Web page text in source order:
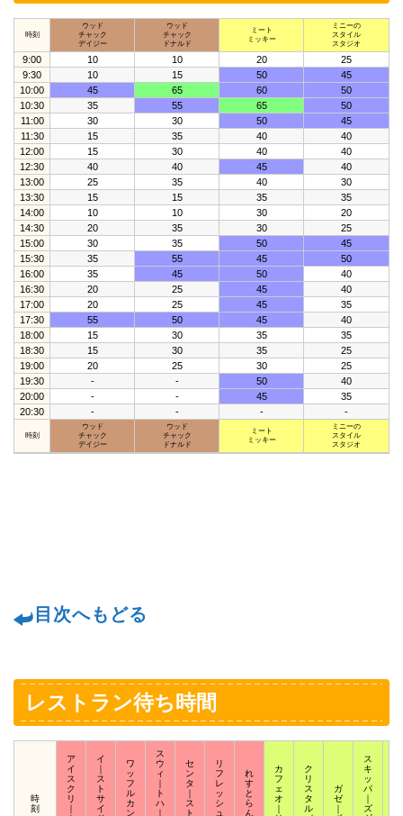
時刻
ウッド
チャック
デイジー
ウッド
チャック
ドナルド
ミート
ミッキー
ミニーの
スタイル
スタジオ
9:00 10 10 20
25
9:30
10 15 50
45
10:00
45 65 60
50
10:30
35 55 65
50
11:00
30 30 50
45
11:30
15 35 40
40
12:00
15 30 40
40
12:30
40 40 45
40
13:00
25 35 40
30
13:30
15 15 35
35
14:00
10 10 30
20
14:30
20 35 30
25
15:00
30 35 50
45
15:30
35 55 45
50
16:00
35 45 50
40
16:30
20 25 45
40
17:00
20 25 45
35
17:30
55 50 45
40
18:00
15 30 35
35
18:30
15 30 35
25
19:00
20 25 30
25
19:30
- - 50
40
20:00
- - 45
35
20:30
- - - -
時刻
ウッド
チャック
デイジー
ウッド
チャック
ドナルド
ミート
ミッキー
ミニーの
スタイル
スタジオ
目次へもどる
レストラン待ち時間
時
刻
ア
イ
ス
ク
リ
イ
ス
ト
サ
イ
ワ
ッ
フ
ル
カ
ン
ス
ウ
ィ
ト
ハ
セ
ン
タ
ス
ト
リ
フ
レ
ッ
シ
ュ
れ
す
と
ら
ん
カ
フ
ェ
オ
ク
リ
ス
タ
ル
ガ
ゼ
ス
キ
ッ
パ
ズ